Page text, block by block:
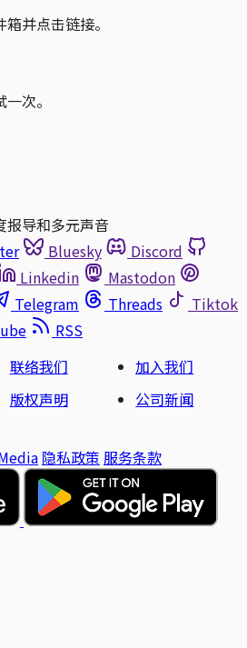
并点击链接。
次。
报导和多元声音
Bluesky
Discord
Linkedin
Mastodon
Telegram Threads
Tiktok
RSS
联络我们
加入我们
版权声明
公司新闻
隐私政策 服务条款